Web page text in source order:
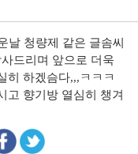
날 청량제 같은 글솜씨
드리며 앞으로 더욱
히 하겠슴다,,,ㅋㅋㅋ
고 향기방 열심히 챙겨